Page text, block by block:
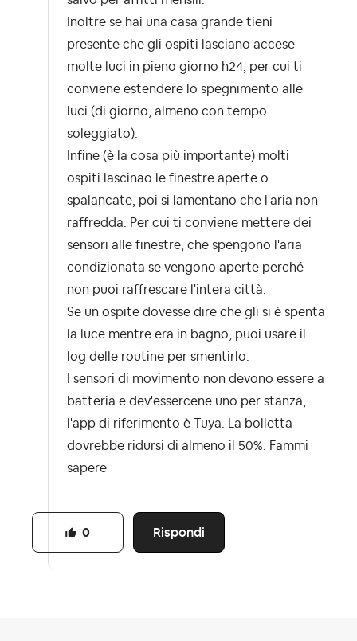
Inoltre se hai una casa grande tieni
presente che gli ospiti lasciano accese
molte luci in pieno giorno h24, per cui ti
conviene estendere lo spegnimento alle
luci (di giorno, almeno con tempo
soleggiato).
Infine (è la cosa più importante) molti
ospiti lascinao le finestre aperte o
spalancate, poi si lamentano che l'aria non
raffredda. Per cui ti conviene mettere dei
sensori alle finestre, che spengono l'aria
condizionata se vengono aperte perché
non puoi raffrescare l'intera città.
Se un ospite dovesse dire che gli si è spenta
la luce mentre era in bagno, puoi usare il
log delle routine per smentirlo.
I sensori di movimento non devono essere a
batteria e dev'essercene uno per stanza,
l'app di riferimento è Tuya. La bolletta
dovrebbe ridursi di almeno il 50%. Fammi
sapere
Rispondi
0